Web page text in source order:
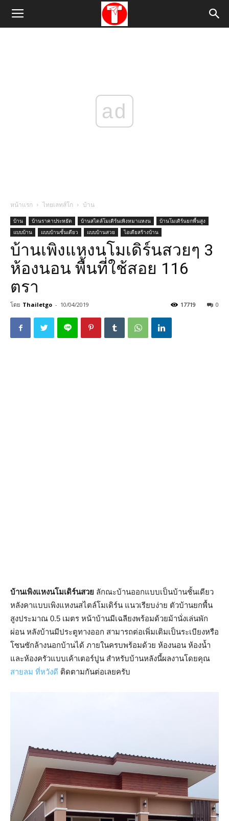
ad
หน้าแรก ไทยเลทส์โก บ้าน
บ้าน บ้านราคาประหยัด บ้านสไตล์โมเดิร์นเพิงหมาแหงน
บ้านโมเดิร์นยกพื้นสูง
แบบบ้าน
แบบบ้านชั้นเดียว แบบบ้านสวย ไอเดียสร้างบ้าน
บ้านเพิงแหงนโมเดิร์นสวยๆ 3
ห้องนอน พื้นที่ใช้สอย 116
ตรา
โดย Thailetgo - 10/04/2019 0
17719
บ้านเพิงแหงนโมเดิร์นสวย ลักณะบ้านออกแบบเป็นบ้านชั้นเดียว
หลังคาแบบเพิงแหงนสไตล์โมเดิร์น แนวเรียบง่าย ตัวบ้านยกพื้น
สูงประมาณ 0.5 เมตร หน้าบ้านมีเฉลียงพร้อมด้วยม้านั่งเล่นพัก
ผ่อน หลังบ้านมีประตูทางออก สามารถต่อเพิ่มเติมเป็นระเบียงหรือ
โซนซักล้างนอกบ้านได้ ภายในครบพร้อมด้วย ห้องนอน ห้องน้ำ
และห้องครัวแบบเค้าเตอร์ปูน สำหรับบ้านหลังนี้ผลงานโดยคุณ
สายลม ที่หวังดี ติดตามกันต่อเลยครับ